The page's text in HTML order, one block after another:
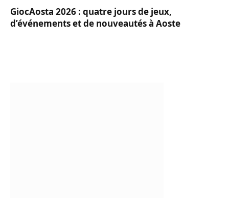
GiocAosta 2026 : quatre jours de jeux,
d’événements et de nouveautés à Aoste